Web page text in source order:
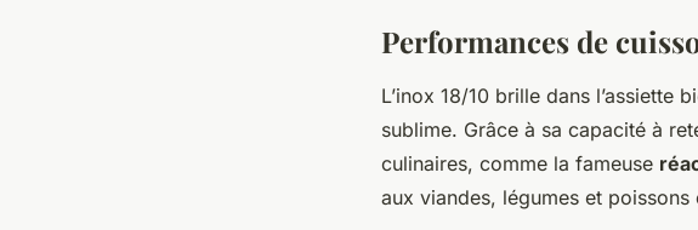
Performances de
L’inox 18/10 brille dans l’assiette
sublime. Grâce à sa capacité à
culinaires, comme la fameuse
aux viandes, légumes et